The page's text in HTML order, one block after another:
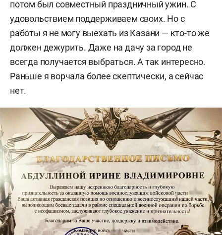
потом был совместный праздничный ужин. С
удовольствием поддерживаем своих. Но с
работы я не могу выехать из Казани — кто-то же
должен дежурить. Даже на дачу за город не
всегда получается выбраться. А так интересно.
Раньше я ворчала более скептически, а сейчас
нет.